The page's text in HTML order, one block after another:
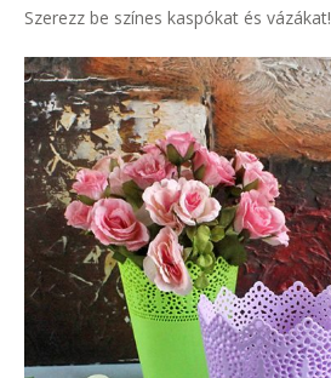
Szerezz be színes kaspókat és vázákat!